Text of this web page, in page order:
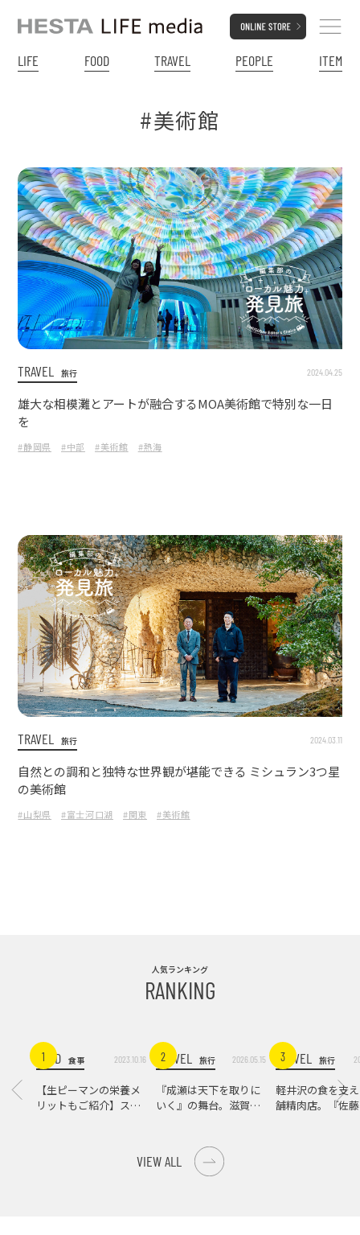
LIFE FOOD TRAVEL PEOPLE ITEM
#美術館
TRAVEL 旅行 2024.04.25
雄大な相模灘とアートが融合するMOA美術館で特別な一日
を
#静岡県 #中部 #美術館 #熱海
TRAVEL 旅行 2024.03.11
自然との調和と独特な世界観が堪能できる ミシュラン3つ星
の美術館
#山梨県 #富士河口湖 #関東 #美術館
人気ランキング
RANKING
1FOOD 食事 2023.10.16
【生ピーマンの栄養メ
リットもご紹介】スパ
2
TRAVEL 旅行 2026.05.15
『成瀬は天下を取りに
いく』の舞台。滋賀県
3
TRAVEL 旅行
軽井沢の食を支
舗精肉店。『佐
VIEW ALL